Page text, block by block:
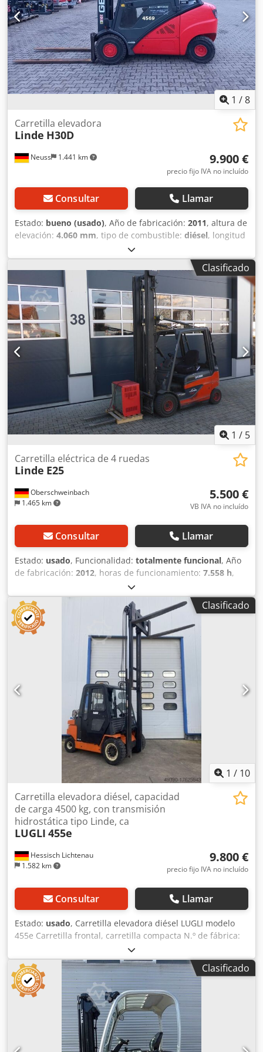
Lista para usar y totalmente funcional Estado técnico:
normal Tipo de rueda delantera: Non Marking Estado de
rueda delantera: 60 - 80% Csdpfx Aow U E Uujphsha Tipo
de rueda trasera: Non Marking Estado de rueda trasera: 60
- 80% Voltaje de batería: 48V Capacidad de batería: 625Ah
Tipo de batería: PzS Desplazador lateral, 3ª válvula, faro de
trabajo trasero, faro de trabajo delantero,
1 /8
Neuss 1.441 km
Carretilla elevadora
Linde H30D
9.900 €
precio fijo IVA no incluído
Consultar Llamar
Estado: bueno (usado), Año de fabricación: 2011, altura de
elevación: 4.060 mm, tipo de combustible: diésel, longitud
, Peso en vacío: 4.430 kg Capacidad
de elevación: 3.000 kg Altura de construcción: 0,232 m
Chodpfx Ajy Av Iiephsa Marcado CE: sí Estado técnico:
bueno Estado visual: bueno Dimensiones de transporte (L
x A x H): LxA 3,76 x 1,26 m País de fabricación: DE Para
obtener más información, póngase en contacto con
Christian Theißen. Fabricante: Linde Modelo: H30D Año de
fabricación: 2011 Tipo de producto: Usado Datos: Altura
máxima de elevación: 4,061 m Capacidad de carga: 3.000
kg Longitud de las horquillas: 1,00 m Tipo de
accionamiento: Diesel Dimensiones totales (sin horquillas):
LxA 3,76 x 1,26 m Altura de construcción: 2,32 m
Capacidad de pendiente: 27% Peso propio: 4.430 kg
Características especiales: Cabina completa, freno de
servicio hidrostático, elevación libre 0,15 m. Ubicación:
41468 Neuss Disponible de inmediato
Clasificado
1 / 5
Oberschweinbach
1.465 km
Carretilla eléctrica de 4 ruedas
Linde E25
5.500 €
VB IVA no incluído
Consultar Llamar
Estado: usado, Funcionalidad: totalmente funcional, Año
de fabricación: 2012, horas de funcionamiento: 7.558 h,
2.500 kg, altura de elevación:
mm, tipo de combustible:eléctrico, tipo de mástil:
Simplex
, altura de construcción: 3.400 mm
, tipo de
accionamiento:
, Carretilla elevadora eléctrica de 4
ruedas Tipo de mástil: Estándar Cjdpfx Apju Adbiehjha
Estado técnico: bueno Desplazamiento lateral,
posicionador de horquillas, 3ª válvula, 4ª válvula,
Clasificado
1 / 10
Hessisch Lichtenau
1.582 km
Carretilla elevadora diésel, capacidad
de carga 4500 kg, con transmisión
hidrostática tipo Linde, ca
LUGLI 455e
9.800 €
precio fijo IVA no incluído
Consultar Llamar
Estado: usado, Carretilla elevadora diésel LUGLI modelo
455e Carretilla frontal, carretilla compacta N.º de fábrica:
5364010504 Año de fabricación: 2001 Capacidad nominal:
4.500 kg Altura de elevación: 4.000 mm Longitud de las
horquillas: 1.500 mm Anchura del portahorquillas: 1.300
mm Altura total: 2.720 mm Anchura total: 1.460 mm
Longitud total sin horquillas: 2.900 mm Chsdou H R I Dspfx
Aphea Peso propio: 6.800 kg - Mástil dúplex de visión libre
con elevación libre de 150 mm - Desplazador lateral
hidráulico (200 mm) - Motor diésel PERKINS de 4 cilindros,
modelo 1004.42, 60 kW - Transmisión hidrostática con
Clasificado